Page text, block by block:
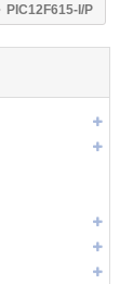
PIC12F615-I/P